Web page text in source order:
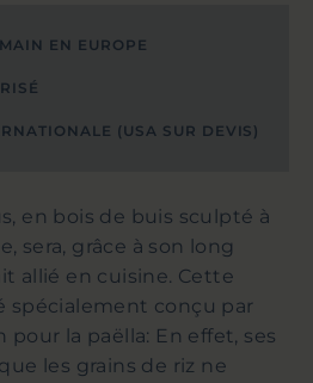
EN EUROPE
(USA SUR DEVIS)
en bois de buis sculpté à
sera, grâce à son long
allié en cuisine. Cette
spécialement conçu par
pour la paëlla: En effet, ses
les grains de riz ne